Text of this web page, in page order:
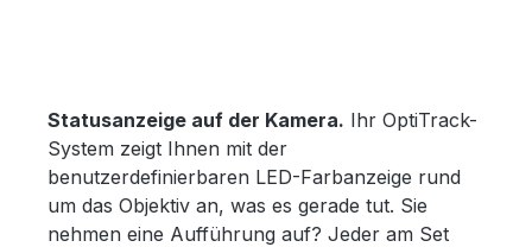
Statusanzeige auf der Kamera. Ihr OptiTrack-
System zeigt Ihnen mit der
benutzerdefinierbaren LED-Farbanzeige rund
um das Objektiv an, was es gerade tut. Sie
nehmen eine Aufführung auf? Jeder am Set